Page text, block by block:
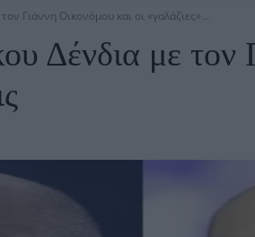
Γιάννη Οικονόμου και οι «γαλάζιες»...
Δένδια με τον